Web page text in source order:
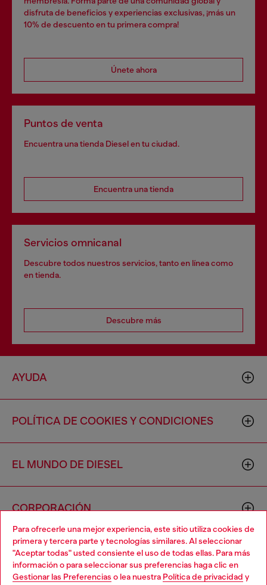
Para ofrecerle una mejor experiencia, este sitio utiliza cookies de
primera y tercera parte y tecnologías similares. Al seleccionar
"Aceptar todas" usted consiente el uso de todas ellas. Para más
información o para seleccionar sus preferencias haga clic en
Gestionar las Preferencias o lea nuestra Política de privacidad y
disfruta de beneficios y experiencias exclusivas, ¡más un
10% de descuento en tu primera compra!
Únete ahora
Puntos de venta
Encuentra una tienda Diesel en tu ciudad.
Encuentra una tienda
Servicios omnicanal
Descubre todos nuestros servicios, tanto en línea como
en tienda.
Descubre más
AYUDA
POLÍTICA DE COOKIES Y CONDICIONES
EL MUNDO DE DIESEL
CORPORACIÓN